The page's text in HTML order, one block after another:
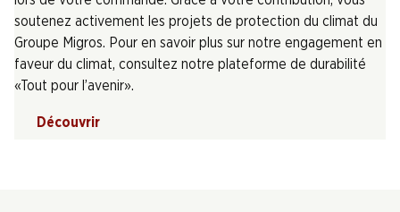
soutenez activement les projets de protection du climat du
Groupe Migros. Pour en savoir plus sur notre engagement en
faveur du climat, consultez notre plateforme de durabilité
«Tout pour l’avenir».
Découvrir